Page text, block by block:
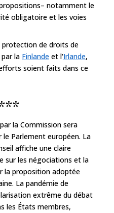
notamment le
obligatoire et les voies
protection de droits de
la Finlande et l'Irlande,
soient faits dans ce
la Commission sera
Parlement européen. La
affiche une claire
sur les négociations et la
la proposition adoptée
La pandémie de
extrême du débat
les États membres,